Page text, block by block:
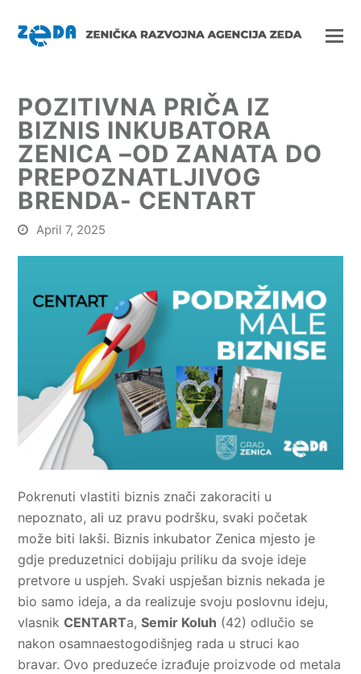
POZITIVNA PRIČA IZ
BIZNIS INKUBATORA
ZENICA –OD ZANATA DO
PREPOZNATLJIVOG
BRENDA- CENTART
April 7, 2025
Pokrenuti vlastiti biznis znači zakoraciti u
nepoznato, ali uz pravu podršku, svaki početak
može biti lakši. Biznis inkubator Zenica mjesto je
gdje preduzetnici dobijaju priliku da svoje ideje
pretvore u uspjeh. Svaki uspješan biznis nekada je
bio samo ideja, a da realizuje svoju poslovnu ideju,
vlasnik CENTARTa,Semir Koluh (42) odlučio se
nakon osamnaestogodišnjeg rada u struci kao
bravar. Ovo preduzeće izrađuje proizvode od metala